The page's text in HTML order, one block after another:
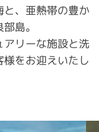
、亜熱帯の豊か
島。
リーな施設と洗
をお迎えいたし